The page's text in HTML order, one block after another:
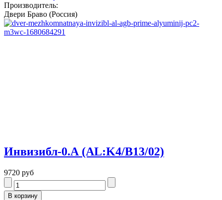
Производитель:
Двери Браво (Россия)
Инвизибл-0.А (AL:K4/В13/02)
9720 руб